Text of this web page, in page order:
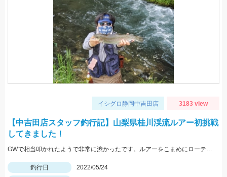
イシグロ静岡中吉田店 3183 view
【中吉田店スタッフ釣行記】山梨県桂川渓流ルアー初挑戦
してきました！
GWで相当叩かれたようで非常に渋かったです。ルアーをこまめにローテーションして何とかニジマスに出会えました。
釣行日
2022/05/24